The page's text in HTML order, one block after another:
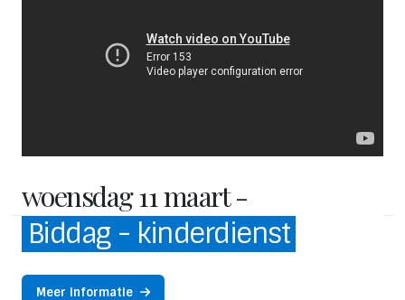
woensdag 11 maart -
Biddag - kinderdienst
Meer informatie